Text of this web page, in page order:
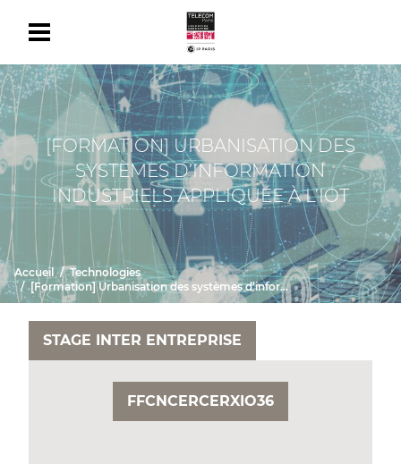
[FORMATION] URBANISATION DES
SYSTÈMES D’INFORMATION
INDUSTRIELS APPLIQUÉE À L’IOT
Accueil
Technologies
[Formation] Urbanisation des systèmes d’information industriels appliquée à l’IoT
FFCNCERCERXIO36
STAGE INTER ENTREPRISE